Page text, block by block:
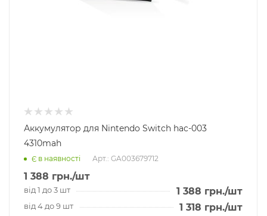
Аккумулятор для Nintendo Switch hac-003
4310mah
Є в наявності Арт.: GA003679712
1 388 грн./шт
від 1 до 3 шт 1 388 грн./шт
від 4 до 9 шт 1 318 грн./шт